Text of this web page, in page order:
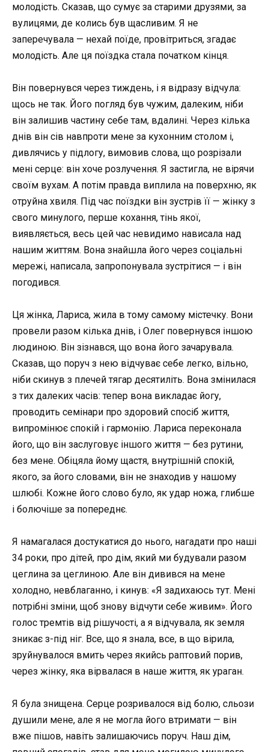
молодість. Сказав, що сумує за старими друзями, за
вулицями, де колись був щасливим. Я не
заперечувала — нехай поїде, провітриться, згадає
молодість. Але ця поїздка стала початком кінця.
Він повернувся через тиждень, і я відразу відчула:
щось не так. Його погляд був чужим, далеким, ніби
він залишив частину себе там, вдалині. Через кілька
днів він сів навпроти мене за кухонним столом і,
дивлячись у підлогу, вимовив слова, що розрізали
мені серце: він хоче розлучення. Я застигла, не вірячи
своїм вухам. А потім правда виплила на поверхню, як
отруйна хвиля. Під час поїздки він зустрів її — жінку з
свого минулого, перше кохання, тінь якої,
виявляється, весь цей час невидимо нависала над
нашим життям. Вона знайшла його через соціальні
мережі, написала, запропонувала зустрітися — і він
погодився.
Ця жінка, Лариса, жила в тому самому містечку. Вони
провели разом кілька днів, і Олег повернувся іншою
людиною. Він зізнався, що вона його зачарувала.
Сказав, що поруч з нею відчуває себе легко, вільно,
ніби скинув з плечей тягар десятиліть. Вона змінилася
з тих далеких часів: тепер вона викладає йогу,
проводить семінари про здоровий спосіб життя,
випромінює спокій і гармонію. Лариса переконала
його, що він заслуговує іншого життя — без рутини,
без мене. Обіцяла йому щастя, внутрішній спокій,
якого, за його словами, він не знаходив у нашому
шлюбі. Кожне його слово було, як удар ножа, глибше
і болючіше за попереднє.
Я намагалася достукатися до нього, нагадати про наші
34 роки, про дітей, про дім, який ми будували разом
цеглина за цеглиною. Але він дивився на мене
холодно, невблаганно, і кинув: «Я задихаюсь тут. Мені
потрібні зміни, щоб знову відчути себе живим». Його
голос тремтів від рішучості, а я відчувала, як земля
зникає з-під ніг. Все, що я знала, все, в що вірила,
зруйнувалося вмить через якийсь раптовий порив,
через жінку, яка вірвалася в наше життя, як ураган.
Я була знищена. Серце розривалося від болю, сльози
душили мене, але я не могла його втримати — він
вже пішов, навіть залишаючись поруч. Наш дім,